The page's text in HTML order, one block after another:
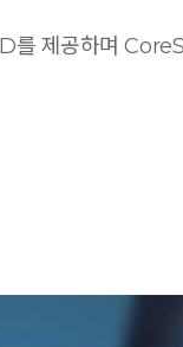
를 제공하며